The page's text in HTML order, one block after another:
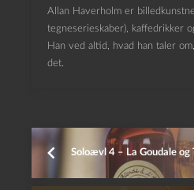
Allan Haverholm er
tegneserieskaber), kaffedrikker
Han ved altid, hvad han taler
det.
Soloævl 4 – La Goudale og